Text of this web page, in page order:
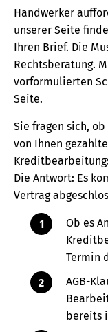
Handwerker
unserer Seite
Ihren Brief. Die
Rechtsberatung.
vorformulierten
Seite.
Sie fragen sich,
von Ihnen
Die Antwort: Es
Vertrag
Ob es
Termin
AGB-
bereits